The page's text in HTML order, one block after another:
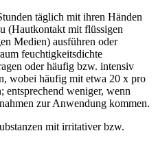
täglich mit ihren Händen
(Hautkontakt mit flüssigen
Medien) ausführen oder
feuchtigkeitsdichte
oder häufig bzw. intensiv
wobei häufig mit etwa 20 x pro
entsprechend weniger, wenn
zur Anwendung kommen.
mit irritativer bzw.